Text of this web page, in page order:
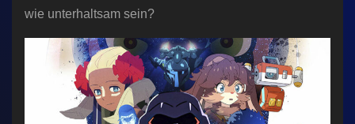
wie unterhaltsam sein?